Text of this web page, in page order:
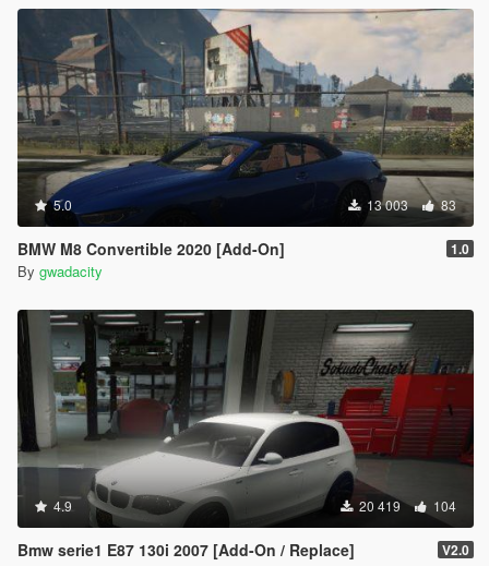
5.0 13 003 83
BMW M8 Convertible 2020 [Add-On] 1.0
By gwadacity
4.9 20 419 104
Bmw serie1 E87 130i 2007 [Add-On / Replace] V2.0